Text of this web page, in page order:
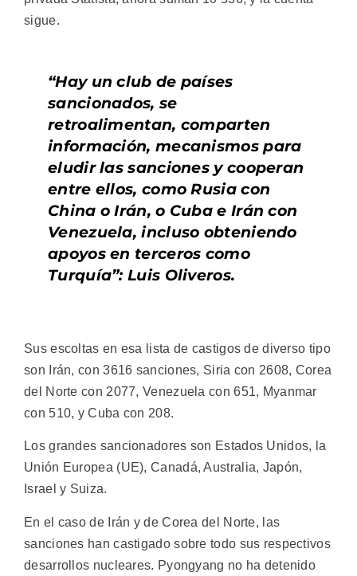
sigue.
“Hay un club de países
sancionados, se
retroalimentan, comparten
información, mecanismos para
eludir las sanciones y cooperan
entre ellos, como Rusia con
China o Irán, o Cuba e Irán con
Venezuela, incluso obteniendo
apoyos en terceros como
Turquía”: Luis Oliveros.
Sus escoltas en esa lista de castigos de diverso tipo
son Irán, con 3616 sanciones, Siria con 2608, Corea
del Norte con 2077, Venezuela con 651, Myanmar
con 510, y Cuba con 208.
Los grandes sancionadores son Estados Unidos, la
Unión Europea (UE), Canadá, Australia, Japón,
Israel y Suiza.
En el caso de Irán y de Corea del Norte, las
sanciones han castigado sobre todo sus respectivos
desarrollos nucleares. Pyongyang no ha detenido